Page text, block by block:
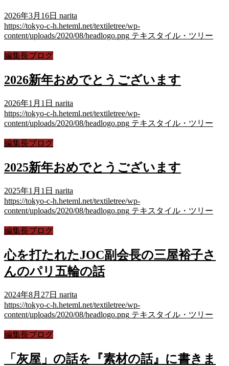
2026年3月16日 narita
https://tokyo-c-h.heteml.net/textiletree/wp-
content/uploads/2020/08/headlogo.png テキスタイル・ツリー
編集長ブログ
2026新年おめでとうございます
2026年1月1日 narita
https://tokyo-c-h.heteml.net/textiletree/wp-
content/uploads/2020/08/headlogo.png テキスタイル・ツリー
編集長ブログ
2025新年おめでとうございます
2025年1月1日 narita
https://tokyo-c-h.heteml.net/textiletree/wp-
content/uploads/2020/08/headlogo.png テキスタイル・ツリー
編集長ブログ
心を打たれたJOC副会長の三屋裕子さ
んのパリ五輪の話
2024年8月27日 narita
https://tokyo-c-h.heteml.net/textiletree/wp-
content/uploads/2020/08/headlogo.png テキスタイル・ツリー
編集長ブログ
「灰屋」の話を『素材の話』に書きま